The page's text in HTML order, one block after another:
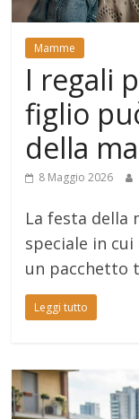
Mondo
Mamme
I regali
figlio
della
8 Maggio 2026
La festa della
speciale in
un pacchetto
Leggi tutto